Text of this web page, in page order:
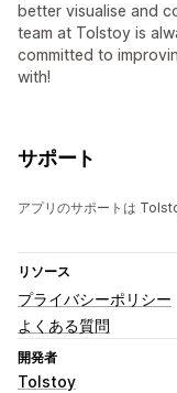
better visualise and
team at Tolstoy is
committed to
with!
サポート
アプリのサポートは
リソース
プライバシーポリシー
よくある質問
開発者
Tolstoy